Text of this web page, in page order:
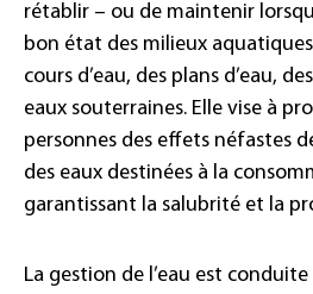
rétablir – ou de maintenir
bon état des milieux
cours d’eau, des plans d’eau,
eaux souterraines. Elle vise à
personnes des effets néfastes
des eaux destinées à la
garantissant la salubrité et la
La gestion de l’eau est conduite